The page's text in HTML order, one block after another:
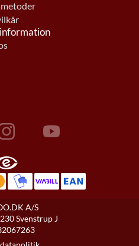
A/S
Svenstrup J